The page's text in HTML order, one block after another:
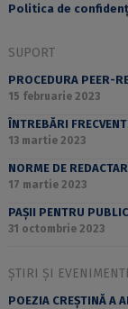
Politica de
SUPORT
PROCEDURA PEER-
15 februarie 2023
ÎNTREBĂRI
13 martie 2023
NORME DE
17 martie 2023
PAȘII PENTRU
31 octombrie 2023
ȘTIRI ȘI
POEZIA CREȘTINĂ A